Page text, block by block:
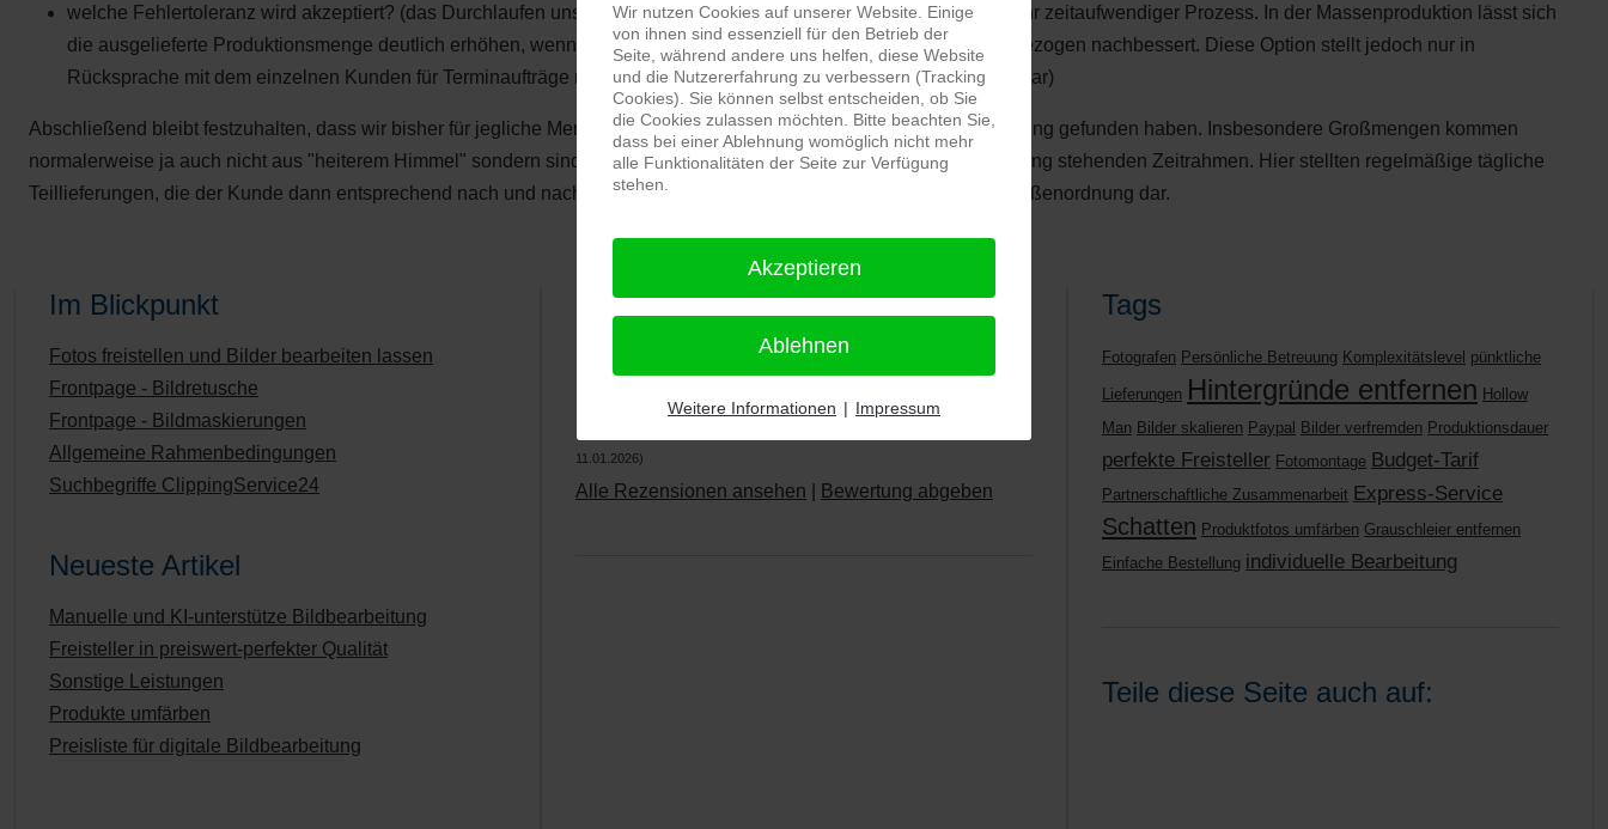
welche Fehlertoleranz wird akzeptiert? (das Durchlaufen unserer abschließenden Qualitätsendkontrolle ist ein sehr zeitaufwendiger Prozess. In der Massenproduktion lässt sich
die ausgelieferte Produktionsmenge deutlich erhöhen, wenn man diese Kontolle weglässt und erst reklamationsbezogen nachbessert. Diese Option stellt jedoch nur in
Rücksprache mit dem einzelnen Kunden für Terminaufträge mit sehr großen Mengen eine echte Alternativlösung dar)
Abschließend bleibt festzuhalten, dass wir bisher für jegliche Mengen und jeglichen Bedarf immer eine geeignete Lösung gefunden haben. Insbesondere Großmengen kommen
normalerweise ja auch nicht aus "heiterem Himmel" sondern sind planbare Einzelfälle mit einem gewissen zur Verfügung stehenden Zeitrahmen. Hier stellten regelmäßige tägliche
Teillieferungen, die der Kunde dann entsprechend nach und nach weiterverarbeiten kann meist eine ausreichende Größenordnung dar.
Im Blickpunkt
Fotos freistellen und Bilder bearbeiten lassen
Frontpage - Bildretusche
Frontpage - Bildmaskierungen
Allgemeine Rahmenbedingungen
Suchbegriffe ClippingService24
Neueste Artikel
Manuelle und KI-unterstütze Bildbearbeitung
Freisteller in preiswert-perfekter Qualität
Sonstige Leistungen
Produkte umfärben
Preisliste für digitale Bildbearbeitung
, Fotografie und Bildbearbeitung in
⭐⭐⭐⭐⭐bei144 Google-Rezensionen
11.01.2026)
Alle Rezensionen ansehen Bewertung abgeben
Tags
Fotografen Persönliche Betreuung Komplexitätslevel pünktliche
Lieferungen Hintergründe entfernen Hollow
Man Bilder skalieren Paypal Bilder verfremden Produktionsdauer
perfekte Freisteller Fotomontage Budget-Tarif
Partnerschaftliche Zusammenarbeit Express-Service
Schatten Produktfotos umfärben Grauschleier entfernen
Einfache Bestellung individuelle Bearbeitung
Teile diese Seite auch auf:
Wir nutzen Cookies auf unserer Website. Einige
von ihnen sind essenziell für den Betrieb der
Seite, während andere uns helfen, diese Website
und die Nutzererfahrung zu verbessern (Tracking
Cookies). Sie können selbst entscheiden, ob Sie
die Cookies zulassen möchten. Bitte beachten Sie,
dass bei einer Ablehnung womöglich nicht mehr
alle Funktionalitäten der Seite zur Verfügung
stehen.
Akzeptieren
Ablehnen
Weitere Informationen | Impressum